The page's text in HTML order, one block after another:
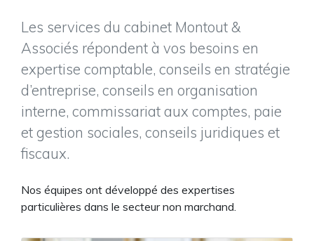
Les services du cabinet Montout &
Associés répondent à vos besoins en
expertise comptable, conseils en stratégie
d’entreprise, conseils en organisation
interne, commissariat aux comptes, paie
et gestion sociales, conseils juridiques et
fiscaux.
Nos équipes ont développé des expertises
particulières dans le secteur non marchand.